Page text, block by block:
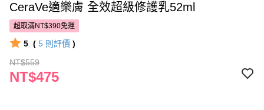
CeraVe適樂膚 全效超級修護乳52ml
超取滿NT$390免運
5 ( 5 則評價 )
NT$559
NT$475